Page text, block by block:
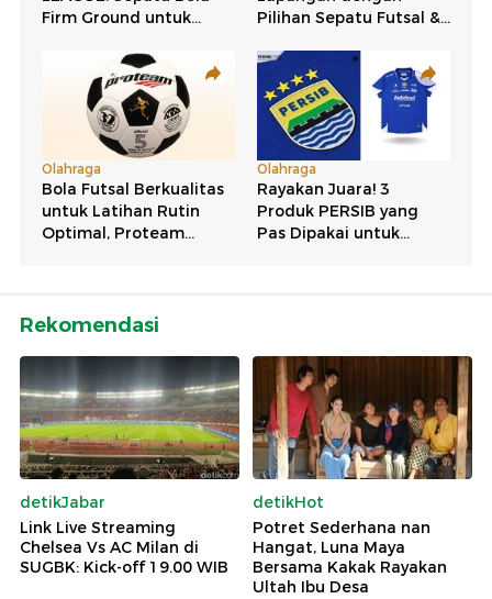
Rekomendasi
detikJabar
Link Live Streaming
Chelsea Vs AC Milan di
SUGBK: Kick-off 19.00 WIB
detikHot
Potret Sederhana nan
Hangat, Luna Maya
Bersama Kakak Rayakan
Ultah Ibu Desa